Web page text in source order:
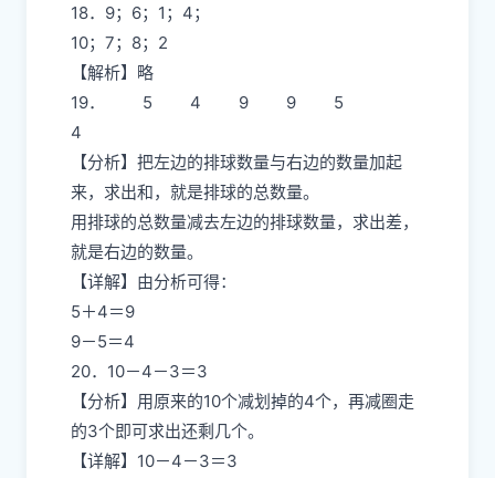
18．9；6；1；4；
10；7；8；2
【解析】略
19． 5 4 9 9 5
4
【分析】把左边的排球数量与右边的数量加起
来，求出和，就是排球的总数量。
用排球的总数量减去左边的排球数量，求出差，
就是右边的数量。
【详解】由分析可得：
5＋4＝9
9－5＝4
20．10－4－3＝3
【分析】用原来的10个减划掉的4个，再减圈走
的3个即可求出还剩几个。
【详解】10－4－3＝3